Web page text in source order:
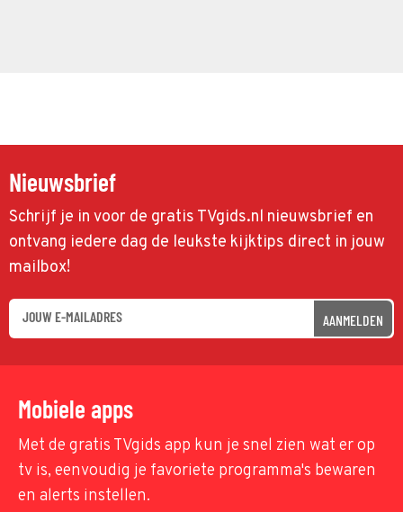
Nieuwsbrief
Schrijf je in voor de gratis TVgids.nl nieuwsbrief en
ontvang iedere dag de leukste kijktips direct in jouw
mailbox!
AANMELDEN
Mobiele apps
Met de gratis TVgids app kun je snel zien wat er op
tv is, eenvoudig je favoriete programma's bewaren
en alerts instellen.